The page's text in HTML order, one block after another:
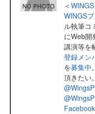
＜
WINGS
ル執筆コ
にWeb開
講演等を
登録メン
を募集中
頂きたい。
Facebook